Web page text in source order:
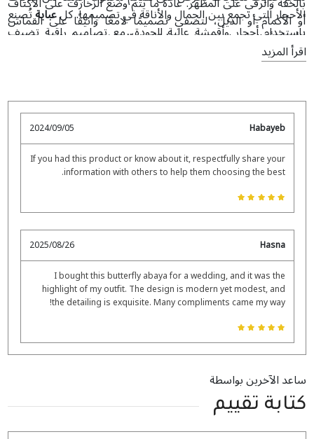
أو الأكمام أو الذيل، لتضفي تصميمًا لامعًا وأنيقًا على القماش
الأسود أو الباستيل المتدفق.عباية حجر الفراشةمصنوعة من قماش
عالي الجودة ومريح لضمان شعورك بالأنوثة والرشاقة كما تظهرين.
الأحجار التي تجمع بين الجمال والأناقة في تصميمها. كلعبايةتُصنع
باستخدام أحجار وأقمشة عالية الجودة، مع تصاميم راقية تضيف
لمسة فاخرة للعباية التقليدية. تشمل مجموعتنا خيارات متنوعة من
لمسات الأحجار البسيطة إلى الزخارف الجريئة والمعقدة، لتجدي
مع الاهتمام بالتفاصيل والالتزام بالجودة، نسعى لجعل كل من ترتدي
من تشكيلتنا تشعر بالثقة والجمال.
اقرأ المزيد
ساعد الآخرين بواسطة
كتابة تقييم
Habayeb
2024/09/05
If you had this product or know about it, respectfully share your
information with others to help them choosing the best.
Hasna
2025/08/26
I bought this butterfly abaya for a wedding, and it was the
highlight of my outfit. The design is modern yet modest, and
the detailing is exquisite. Many compliments came my way!